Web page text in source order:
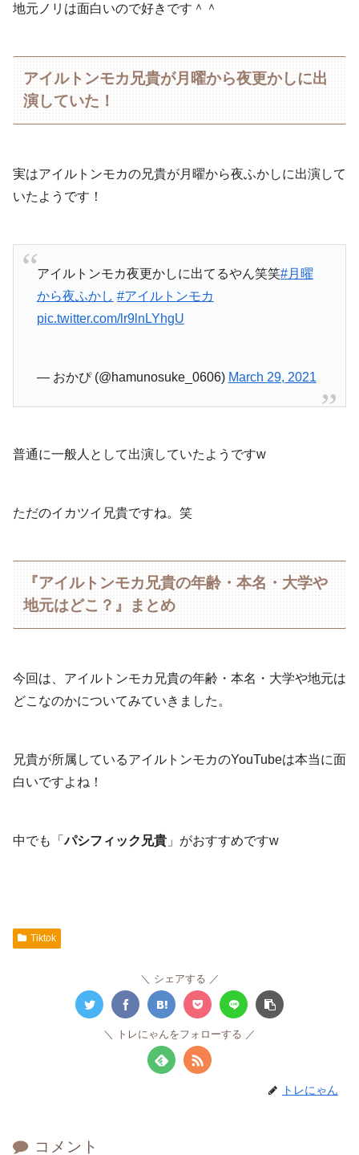
地元ノリは面白いので好きです＾＾
アイルトンモカ兄貴が月曜から夜更かしに出
演していた！
実はアイルトンモカの兄貴が月曜から夜ふかしに出演して
いたようです！
アイルトンモカ夜更かしに出てるやん笑笑#月曜
から夜ふかし #アイルトンモカ
pic.twitter.com/lr9lnLYhgU
— おかぴ (@hamunosuke_0606) March 29, 2021
普通に一般人として出演していたようですw
ただのイカツイ兄貴ですね。笑
『アイルトンモカ兄貴の年齢・本名・大学や
地元はどこ？』まとめ
今回は、アイルトンモカ兄貴の年齢・本名・大学や地元は
どこなのかについてみていきました。
兄貴が所属しているアイルトンモカのYouTubeは本当に面
白いですよね！
中でも「パシフィック兄貴 」がおすすめですw
Tiktok
シェアする
トレにゃんをフォローする
トレにゃん
コメント